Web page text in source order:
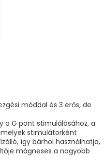
móddal és 3 erős, de
a G pont stimulálásához, a
stimulátorként
így bárhol használhatja,
mágneses a nagyobb